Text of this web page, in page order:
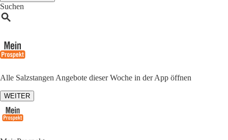
Suchen
Alle Salzstangen Angebote dieser Woche in der App öffnen
WEITER